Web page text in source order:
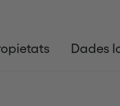
Dades